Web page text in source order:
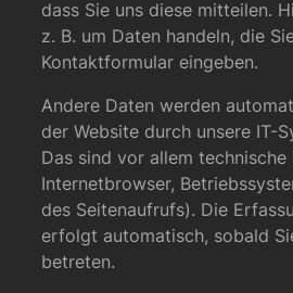
dass Sie uns diese mitteilen.
z. B. um Daten handeln, die
Kontaktformular eingeben.
Andere Daten werden
der Website durch unsere IT-
Das sind vor allem technische
Internetbrowser,
des Seitenaufrufs). Die
erfolgt automatisch, sobald
betreten.